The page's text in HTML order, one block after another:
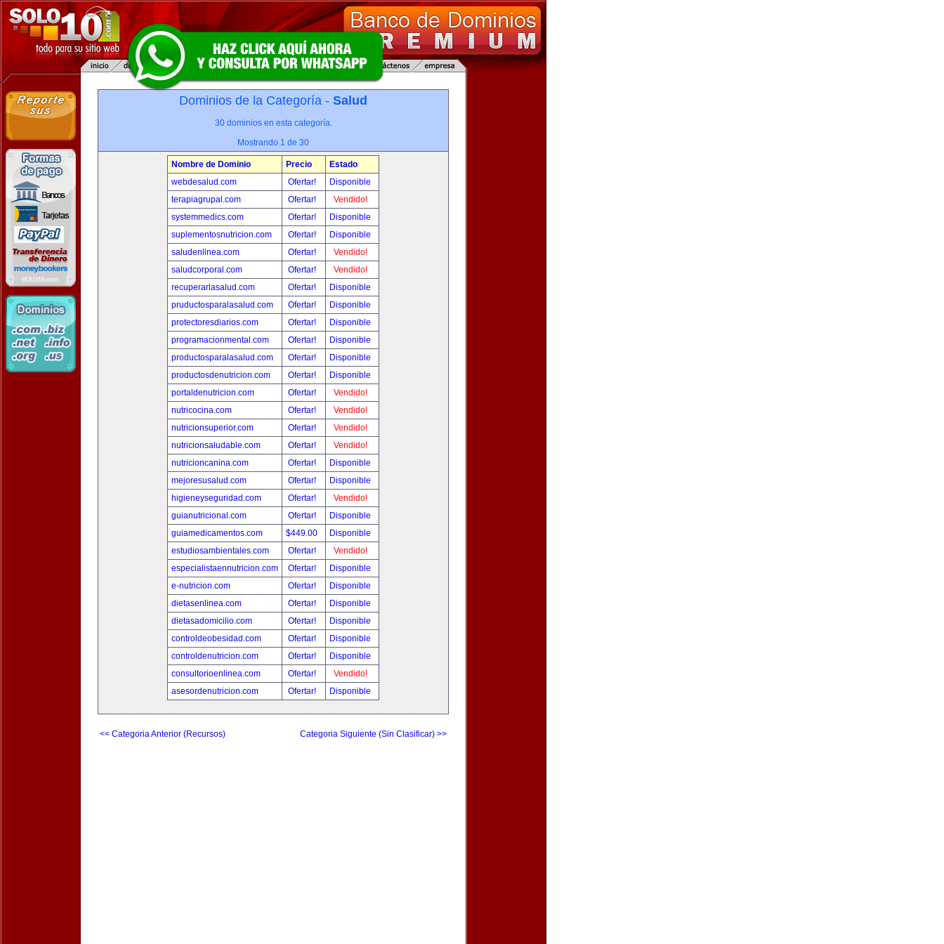
Dominios de la Categoría - Salud
30 dominios en esta categoría.
Mostrando 1 de 30
Nombre de Dominio Precio
Estado
webdesalud.com
Ofertar!
Disponible
terapiagrupal.com
Ofertar!
Vendido!
systemmedics.com
Ofertar!
Disponible
suplementosnutricion.com
Ofertar!
Disponible
saludenlinea.com
Ofertar!
Vendido!
saludcorporal.com
Ofertar!
Vendido!
recuperarlasalud.com
Ofertar!
Disponible
pruductosparalasalud.com
Ofertar!
Disponible
protectoresdiarios.com
Ofertar!
Disponible
programacionmental.com
Ofertar!
Disponible
productosparalasalud.com
Ofertar!
Disponible
productosdenutricion.com
Ofertar!
Disponible
portaldenutricion.com
Ofertar!
Vendido!
nutricocina.com
Ofertar!
Vendido!
nutricionsuperior.com
Ofertar!
Vendido!
nutricionsaludable.com
Ofertar!
Vendido!
nutricioncanina.com
Ofertar!
Disponible
mejoresusalud.com
Ofertar!
Disponible
higieneyseguridad.com
Ofertar!
Vendido!
guianutricional.com
Ofertar!
Disponible
guiamedicamentos.com
$449.00
Disponible
estudiosambientales.com
Ofertar!
Vendido!
especialistaennutricion.com
Ofertar!
Disponible
e-nutricion.com
Ofertar!
Disponible
dietasenlinea.com
Ofertar!
Disponible
dietasadomicilio.com
Ofertar!
Disponible
controldeobesidad.com
Ofertar!
Disponible
controldenutricion.com
Ofertar!
Disponible
consultorioenlinea.com
Ofertar!
Vendido!
asesordenutricion.com
Ofertar! Disponible
<< Categoria Anterior (Recursos) Categoria Siguiente (Sin Clasificar) >>